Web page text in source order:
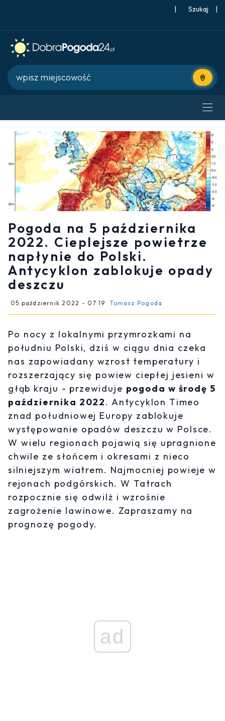
| |
Użyj
Pogoda na 5 października
2022. Cieplejsze powietrze
napłynie do Polski.
Antycyklon zablokuje opady
deszczu
05 październik 2022 - 07:19 Tomasz Pogoda
Po nocy z lokalnymi przymrozkami na
południu Polski, dziś w ciągu dnia czeka
nas zapowiadany wzrost temperatury i
rozszerzający się powiew ciepłej jesieni w
głąb kraju - przewiduje pogoda w środę 5
października 2022. Antycyklon Timeo
znad południowej Europy zablokuje
występowanie opadów deszczu w Polsce.
W wielu regionach pojawią się upragnione
chwile ze słońcem i okresami z nieco
silniejszym wiatrem. Najmocniej powieje w
rejonach podgórskich. W Tatrach
rozpocznie się odwilż i wzrośnie
zagrożenie lawinowe. Zapraszamy na
prognozę pogody.
ad